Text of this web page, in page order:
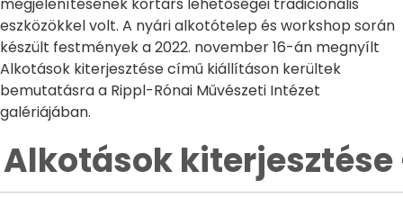
eszközökkel volt. A nyári alkotótelep és workshop során
készült festmények a 2022. november 16-án megnyílt
Alkotások kiterjesztése című kiállításon kerültek
bemutatásra a Rippl-Rónai Művészeti Intézet
galériájában.
Alkotások